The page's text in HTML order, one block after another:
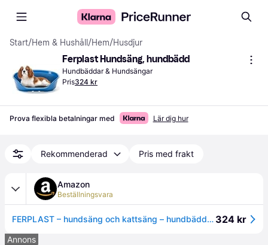
Start/Hem & Hushåll /Hem/Husdjur
Ferplast Hundsäng, hundbädd
Hundbäddar & Hundsängar
Pris324 kr
Prova flexibla betalningar med Lär dig hur
Rekommenderad Pris med frakt
Amazon
Beställningsvara
FERPLAST – hundsäng och kattsäng – hundbädd i plast medium – 100% återvunnen plast – hundkorg – andningsbar och halkfri – Siesta Deluxe – 62 x 41 x h 23,5 cm, M, BLÅ 324 kr
Annons